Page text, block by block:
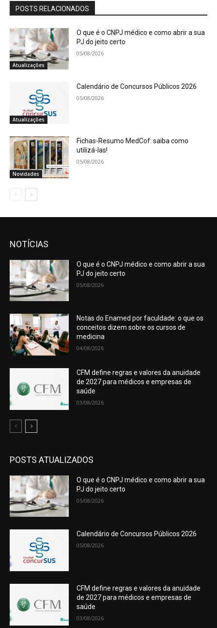
POSTS RELACIONADOS
Atualizações
O que é o CNPJ médico e como abrir a sua
PJ do jeito certo
05/08/2026
Atualizações
Calendário de Concursos Públicos 2026
05/08/2026
Novidades
Fichas-Resumo MedCof: saiba como
utilizá-las!
05/08/2026
NOTÍCIAS
O que é o CNPJ médico e como abrir a sua
PJ do jeito certo
05/08/2026
Notas do Enamed por faculdade: o que os
conceitos dizem sobre os cursos de
medicina
04/08/2026
CFM define regras e valores da anuidade
de 2027 para médicos e empresas de
saúde
03/08/2026
POSTS ATUALIZADOS
O que é o CNPJ médico e como abrir a sua
PJ do jeito certo
05/08/2026
Calendário de Concursos Públicos 2026
05/08/2026
CFM define regras e valores da anuidade
de 2027 para médicos e empresas de
saúde
03/08/2026